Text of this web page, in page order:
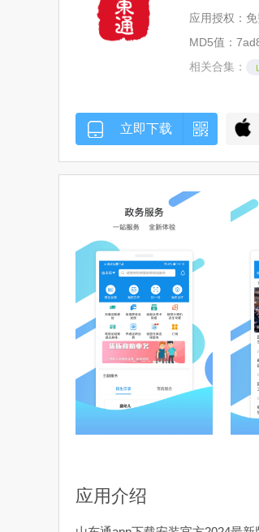
应用授权：
MD5值：
相关合集：
立即下载
应用介绍